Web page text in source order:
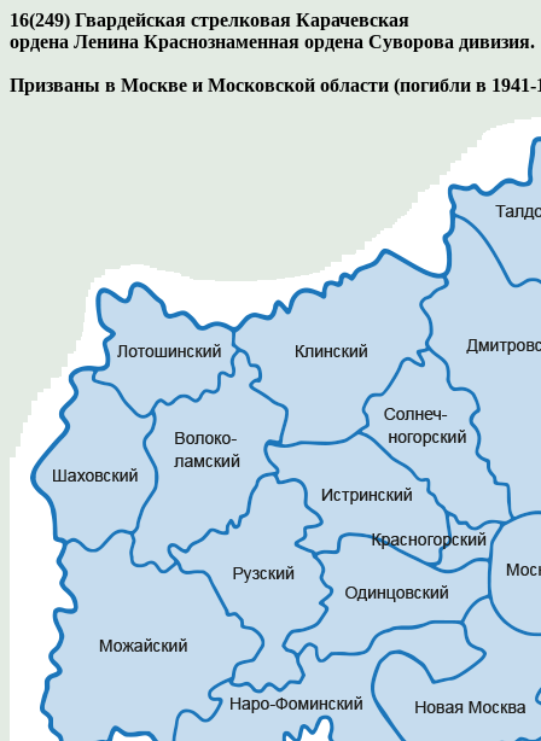
16(249) Гвардейская стрелковая Карачевская
ордена Ленина Краснознаменная ордена Суворова дивизия.
Призваны в Москве и Московской области (погибли в